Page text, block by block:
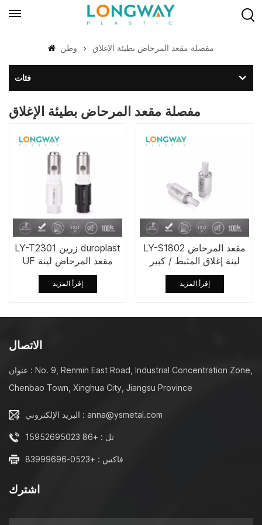
وطن مفصلة مقعد المرحاض بطيئة الإغلاق
فئات
مفصلة مقعد المرحاض بطيئة الإغلاق
LY-T2301 زرين duroplast
UF مقعد المرحاض لينة
إغلاق المثبط / الافراج
السريع المفصلي NF معيار
إقرأ المزيد
LY-S1802 مقعد المرحاض
لينة إغلاق المثبط / كبير
امتصاص الصدمات عزم
الدوران المفصلي الإفراج
إقرأ المزيد
الاتصال
عنوان : No. 9, Renmin East Road, Industrial Concentration Zone,
Chenbao Town, Xinghua City, Jiangsu Province
البريد الإلكتروني : anna@ysmetal.com
تل : +86 15952695023
فاكس : +0523-83999696
اشترك